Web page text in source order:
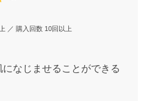
／ 購入回数 10回以上
なじませることができる